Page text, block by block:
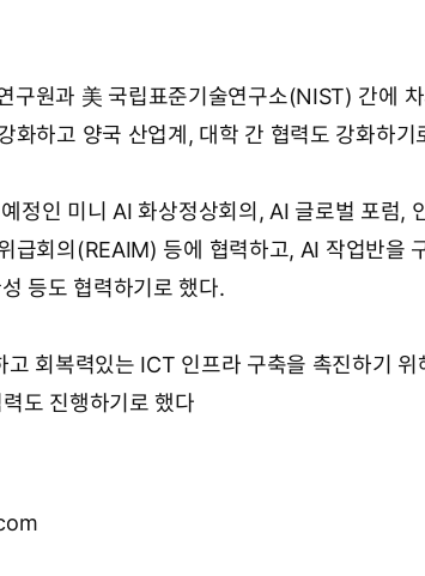
구원과 美 국립표준기술연구소(NIST) 간에
화하고 양국 산업계, 대학 간 협력도 강화하기
정인 미니 AI 화상정상회의, AI 글로벌 포럼,
급회의(REAIM) 등에 협력하고, AI 작업반을
등도 협력하기로 했다.
회복력있는 ICT 인프라 구축을 촉진하기 위
도 진행하기로 했다